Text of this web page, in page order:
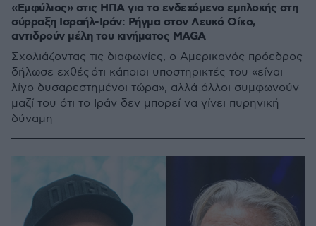
«Εμφύλιος» στις ΗΠΑ για το ενδεχόμενο εμπλοκής στη
σύρραξη Ισραήλ-Ιράν: Ρήγμα στον Λευκό Οίκο,
αντιδρούν μέλη του κινήματος MAGA
Σχολιάζοντας τις διαφωνίες, ο Αμερικανός πρόεδρος
δήλωσε εχθές ότι κάποιοι υποστηρικτές του «είναι
λίγο δυσαρεστημένοι τώρα», αλλά άλλοι συμφωνούν
μαζί του ότι το Ιράν δεν μπορεί να γίνει πυρηνική
δύναμη